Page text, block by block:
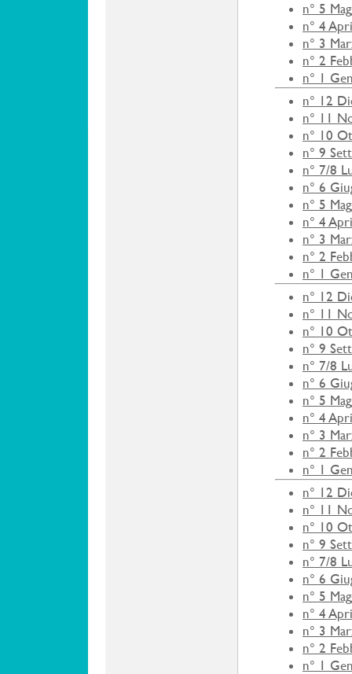
n° 5
n° 4
n° 3
n° 2
n° 1
n° 12
n° 11
n° 10
n° 9
n° 7/8
n° 6
n° 5
n° 4
n° 3
n° 2
n° 1
n° 12
n° 11
n° 10
n° 9
n° 7/8
n° 6
n° 5
n° 4
n° 3
n° 2
n° 1
n° 12
n° 11
n° 10
n° 9
n° 7/8
n° 6
n° 5
n° 4
n° 3
n° 2
n° 1